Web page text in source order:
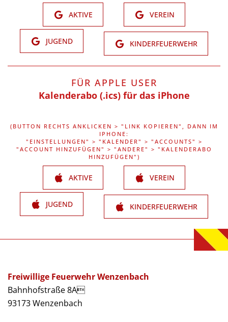
AKTIVE VEREIN
JUGEND KINDERFEUERWEHR
FÜR APPLE USER
Kalenderabo (.ics) für das iPhone
(BUTTON RECHTS ANKLICKEN > "LINK KOPIEREN", DANN IM
IPHONE:
"EINSTELLUNGEN" > "KALENDER" > "ACCOUNTS" >
"ACCOUNT HINZUFÜGEN" > "ANDERE" > "KALENDERABO
HINZUFÜGEN")
AKTIVE VEREIN
JUGEND KINDERFEUERWEHR
Freiwillige Feuerwehr Wenzenbach
Bahnhofstraße 8A
93173 Wenzenbach